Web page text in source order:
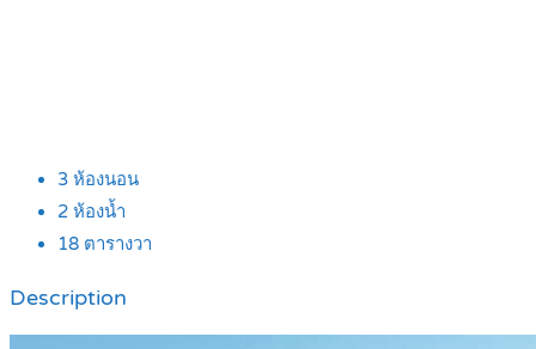
3 ห้องนอน
2 ห้องน้ำ
18 ตารางวา
Description